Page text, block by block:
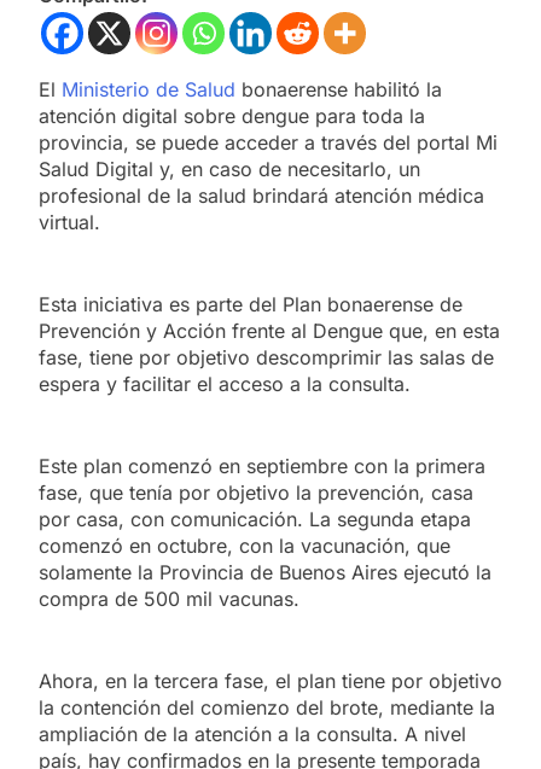
El Ministerio de Salud bonaerense habilitó la
atención digital sobre dengue para toda la
provincia, se puede acceder a través del portal Mi
Salud Digital y, en caso de necesitarlo, un
profesional de la salud brindará atención médica
virtual.
Esta iniciativa es parte del Plan bonaerense de
Prevención y Acción frente al Dengue que, en esta
fase, tiene por objetivo descomprimir las salas de
espera y facilitar el acceso a la consulta.
Este plan comenzó en septiembre con la primera
fase, que tenía por objetivo la prevención, casa
por casa, con comunicación. La segunda etapa
comenzó en octubre, con la vacunación, que
solamente la Provincia de Buenos Aires ejecutó la
compra de 500 mil vacunas.
Ahora, en la tercera fase, el plan tiene por objetivo
la contención del comienzo del brote, mediante la
ampliación de la atención a la consulta. A nivel
país, hay confirmados en la presente temporada